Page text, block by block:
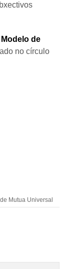
de
no círculo
Mutua Universal